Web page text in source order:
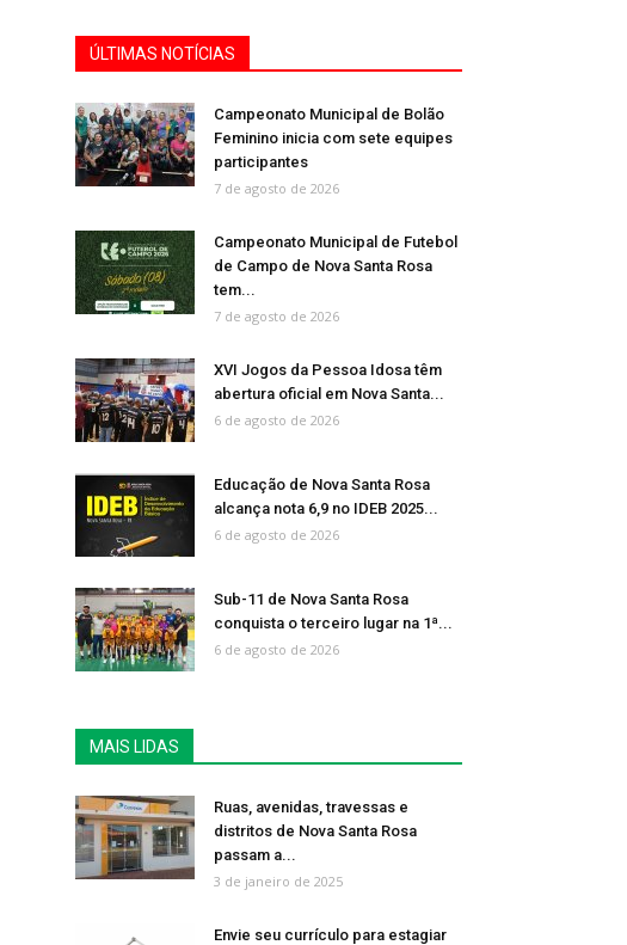
ÚLTIMAS NOTÍCIAS
Campeonato Municipal de Bolão
Feminino inicia com sete equipes
participantes
7 de agosto de 2026
Campeonato Municipal de Futebol
de Campo de Nova Santa Rosa
tem...
7 de agosto de 2026
XVI Jogos da Pessoa Idosa têm
abertura oficial em Nova Santa...
6 de agosto de 2026
Educação de Nova Santa Rosa
alcança nota 6,9 no IDEB 2025...
6 de agosto de 2026
Sub-11 de Nova Santa Rosa
conquista o terceiro lugar na 1ª...
6 de agosto de 2026
MAIS LIDAS
Ruas, avenidas, travessas e
distritos de Nova Santa Rosa
passam a...
3 de janeiro de 2025
Envie seu currículo para estagiar